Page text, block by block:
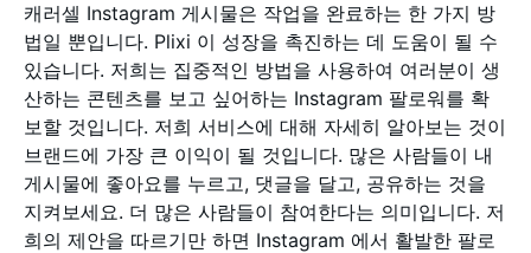
캐러셀 Instagram 게시물은 작업을 완료하는 한 가지 방
법일 뿐입니다. Plixi 이 성장을 촉진하는 데 도움이 될 수
있습니다. 저희는 집중적인 방법을 사용하여 여러분이 생
산하는 콘텐츠를 보고 싶어하는 Instagram 팔로워를 확
보할 것입니다. 저희 서비스에 대해 자세히 알아보는 것이
브랜드에 가장 큰 이익이 될 것입니다. 많은 사람들이 내
게시물에 좋아요를 누르고, 댓글을 달고, 공유하는 것을
지켜보세요. 더 많은 사람들이 참여한다는 의미입니다. 저
희의 제안을 따르기만 하면 Instagram 에서 활발한 팔로